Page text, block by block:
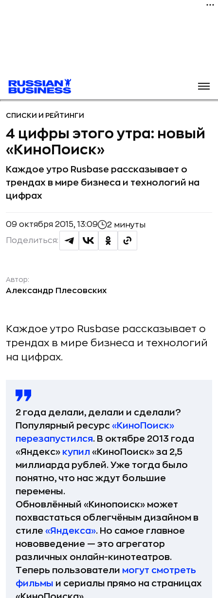
СПИСКИ И РЕЙТИНГИ
4 цифры этого утра: новый
«КиноПоиск»
Каждое утро Rusbase рассказывает о
трендах в мире бизнеса и технологий на
цифрах
09 октября 2015, 13:09 2 минуты
Поделиться:
Автор:
Александр Плесовских
Каждое утро Rusbase рассказывает о
трендах в мире бизнеса и технологий
на цифрах.
2 года делали, делали и сделали?
Популярный ресурс «КиноПоиск»
перезапустился. В октябре 2013 года
«Яндекс» купил «КиноПоиск» за 2,5
миллиарда рублей. Уже тогда было
понятно, что нас ждут большие
перемены.
Обновлённый «Кинопоиск» может
похвастаться облегчёным дизайном в
стиле «Яндекса». Но самое главное
нововведение — это агрегатор
различных онлайн-кинотеатров.
Теперь пользователи могут смотреть
фильмы и сериалы прямо на страницах